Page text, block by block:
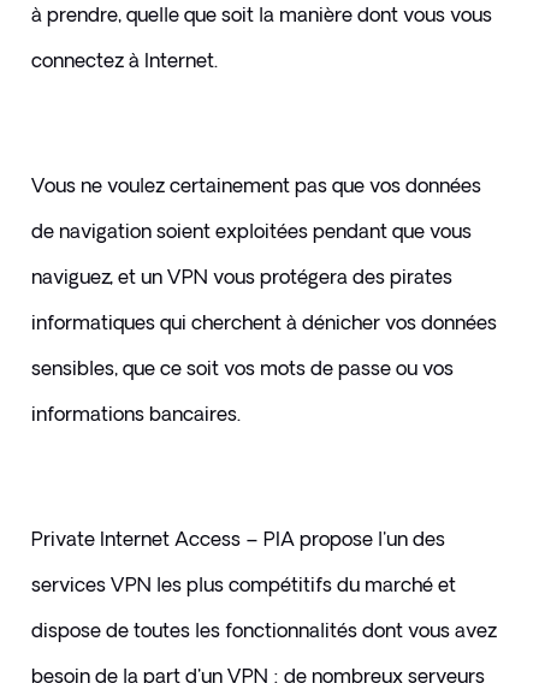
à prendre, quelle que soit la manière dont vous vous
connectez à Internet.
Vous ne voulez certainement pas que vos données
de navigation soient exploitées pendant que vous
naviguez, et un VPN vous protégera des pirates
informatiques qui cherchent à dénicher vos données
sensibles, que ce soit vos mots de passe ou vos
informations bancaires.
Private Internet Access – PIA propose l'un des
services VPN les plus compétitifs du marché et
dispose de toutes les fonctionnalités dont vous avez
besoin de la part d'un VPN : de nombreux serveurs